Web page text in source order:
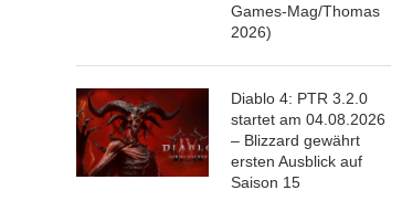
Games-Mag/Thomas
2026)
Diablo 4: PTR 3.2.0
startet am 04.08.2026
– Blizzard gewährt
ersten Ausblick auf
Saison 15